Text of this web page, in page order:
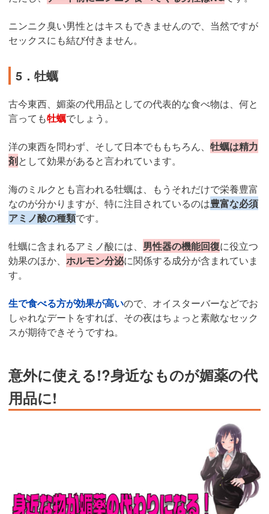
ニンニク臭い男性とはキスもできませんので、当然ですが
セックスにも結び付きません。
5．牡蠣
古今東西、媚薬の代用品としての代表的な食べ物は、何と
言っても牡蠣でしょう。
洋の東西を問わず、そして日本でももちろん、 牡蠣は精力
剤として効果があると言われています。
海のミルクとも言われる牡蠣は、もうそれだけで栄養豊富
なのが分かりますが、特に注目されているのは豊富な必須
アミノ酸の種類です。
牡蠣に含まれるアミノ酸には、 男性器の機能回復に役立つ
効果のほか、 ホルモン分泌に関係する成分が含まれていま
す。
生で食べる方が効果が高いので、オイスターバーなどでお
しゃれなデートをすれば、その夜はちょっと素敵なセック
スが期待できそうですね。
意外に使える!?身近なものが媚薬の代
用品に!